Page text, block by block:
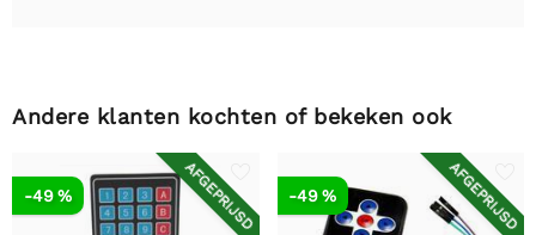
Andere klanten kochten of bekeken ook
AFGEPRIJSD
-49 % AFGEPRIJSD
-49 %